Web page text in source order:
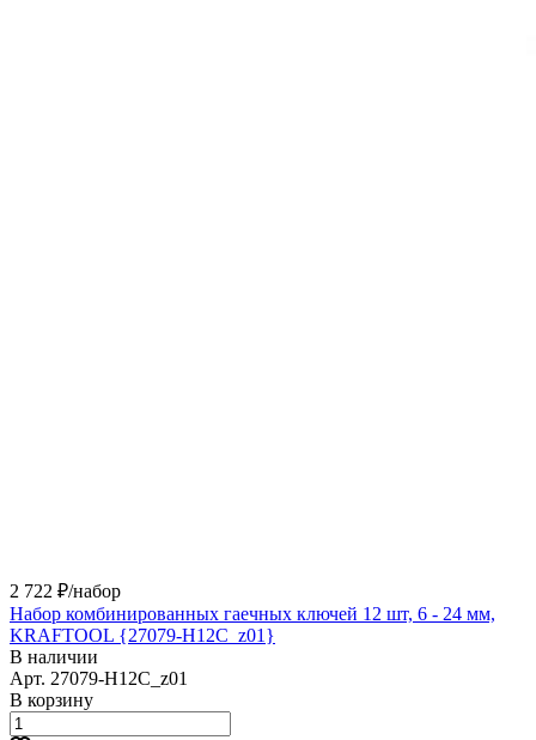
2 722 ₽/набор
Набор комбинированных гаечных ключей 12 шт, 6 - 24 мм,
KRAFTOOL {27079-H12C_z01}
В наличии
Арт. 27079-H12C_z01
В корзину